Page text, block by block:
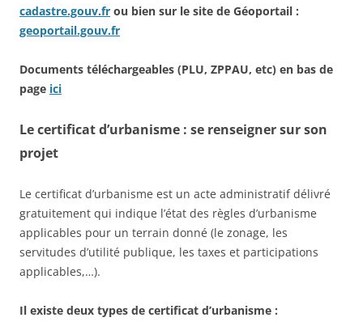
cadastre.gouv.fr ou bien sur le site de Géoportail :
geoportail.gouv.fr
Documents téléchargeables (PLU, ZPPAU, etc) en bas de
page ici
Le certificat d’urbanisme : se renseigner sur son
projet
Le certificat d’urbanisme est un acte administratif délivré
gratuitement qui indique l’état des règles d’urbanisme
applicables pour un terrain donné (le zonage, les
servitudes d’utilité publique, les taxes et participations
applicables,…).
Il existe deux types de certificat d’urbanisme :